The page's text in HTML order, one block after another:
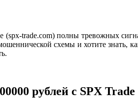
trade.com) полны тревожных
схемы и хотите знать,
рублей с SPX Trade